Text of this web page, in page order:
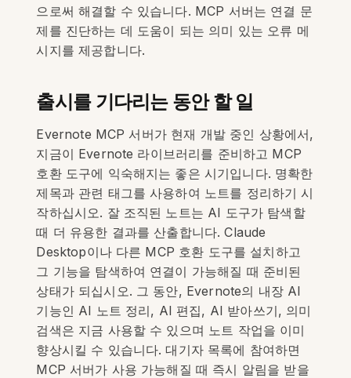
으로써 해결할 수 있습니다. MCP 서버는 연결 문
제를 진단하는 데 도움이 되는 의미 있는 오류 메
시지를 제공합니다.
출시를 기다리는 동안 할 일
Evernote MCP 서버가 현재 개발 중인 상황에서,
지금이 Evernote 라이브러리를 준비하고 MCP
호환 도구에 익숙해지는 좋은 시기입니다. 명확한
제목과 관련 태그를 사용하여 노트를 정리하기 시
작하십시오. 잘 조직된 노트는 AI 도구가 탐색할
때 더 유용한 결과를 산출합니다. Claude
Desktop이나 다른 MCP 호환 도구를 설치하고
그 기능을 탐색하여 연결이 가능해질 때 준비된
상태가 되십시오. 그 동안, Evernote의 내장 AI
기능인 AI 노트 정리, AI 편집, AI 받아쓰기, 의미
검색은 지금 사용할 수 있으며 노트 작업을 이미
향상시킬 수 있습니다. 대기자 목록에 참여하면
MCP 서버가 사용 가능해질 때 즉시 알림을 받을